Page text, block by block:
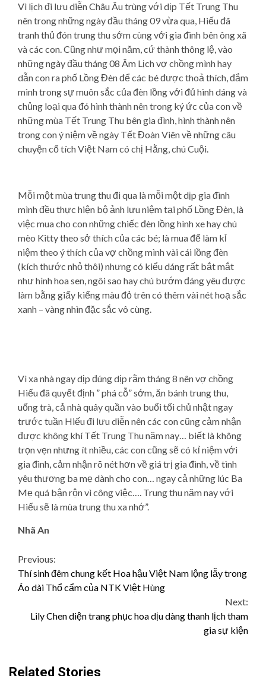
Vì lịch đi lưu diễn Châu Âu trùng với dịp Tết Trung Thu
nên trong những ngày đầu tháng 09 vừa qua, Hiếu đã
tranh thủ đón trung thu sớm cùng với gia đình bên ông xã
và các con. Cũng như mọi năm, cứ thành thông lệ, vào
những ngày đầu tháng 08 Âm Lịch vợ chồng mình hay
dẫn con ra phố Lồng Đèn để các bé được thoả thích, đắm
mình trong sự muôn sắc của đèn lồng với đủ hình dáng và
chủng loại qua đó hình thành nên trong ký ức của con về
những mùa Tết Trung Thu bên gia đình, hình thành nên
trong con ý niệm về ngày Tết Đoàn Viên về những câu
chuyện cổ tích Việt Nam có chị Hằng, chú Cuội.
Mỗi một mùa trung thu đi qua là mỗi một dịp gia đình
mình đều thực hiện bộ ảnh lưu niệm tại phố Lồng Đèn, là
việc mua cho con những chiếc đèn lồng hình xe hay chú
mèo Kitty theo sở thích của các bé; là mua để làm kỉ
niệm theo ý thích của vợ chồng mình vài cái lồng đèn
(kích thước nhỏ thôi) nhưng có kiểu dáng rất bắt mắt
như hình hoa sen, ngôi sao hay chú bướm đáng yêu được
làm bằng giấy kiếng màu đỏ trên có thêm vài nét hoạ sắc
xanh – vàng nhìn đặc sắc vô cùng.
Vì xa nhà ngay dịp đúng dịp rằm tháng 8 nên vợ chồng
Hiếu đã quyết định ” phá cỗ” sớm, ăn bánh trung thu,
uống trà, cả nhà quây quần vào buổi tối chủ nhật ngay
trước tuần Hiếu đi lưu diễn nên các con cũng cảm nhận
được không khí Tết Trung Thu năm nay… biết là không
trọn vẹn nhưng ít nhiều, các con cũng sẽ có kỉ niệm với
gia đình, cảm nhận rõ nét hơn về giá trị gia đình, về tình
yêu thương ba mẹ dành cho con… ngay cả những lúc Ba
Mẹ quá bận rộn vì công việc…. Trung thu năm nay với
Hiếu sẽ là mùa trung thu xa nhớ”.
Nhã An
Continue
Reading
Previous:
Thí sinh đêm chung kết Hoa hậu Việt Nam lộng lẫy trong
Áo dài Thổ cẩm của NTK Việt Hùng
Next:
Lily Chen diện trang phục hoa dịu dàng thanh lịch tham
gia sự kiện
Related Stories